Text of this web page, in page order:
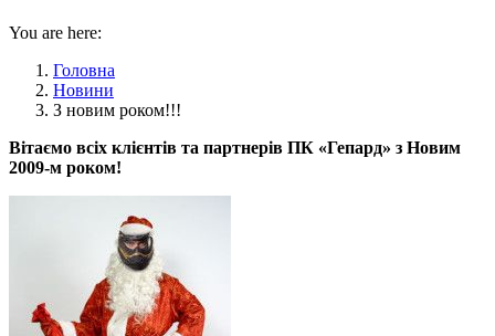
You are here:
Головна
Новини
З новим роком!!!
Вітаємо всіх клієнтів та партнерів ПК «Гепард» з Новим
2009-м роком!